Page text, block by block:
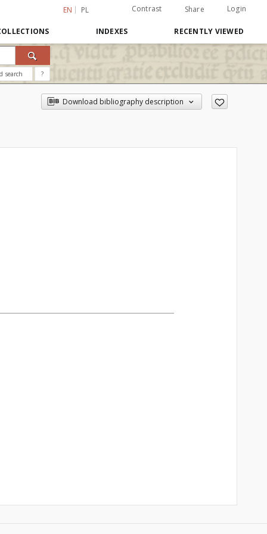
EN PL Contrast Share Login
INDEXES RECENTLY VIEWED
search ?
Download bibliography description